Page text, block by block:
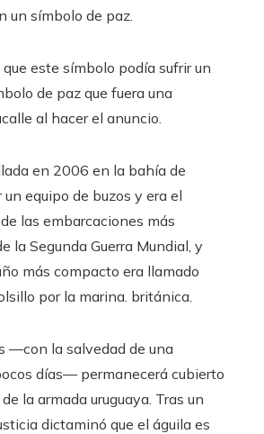
un símbolo de paz.
que este símbolo podía sufrir un
de paz que fuera una
al hacer el anuncio.
en 2006 en la bahía de
equipo de buzos y era el
las embarcaciones más
la Segunda Guerra Mundial, y
más compacto era llamado
por la marina. británica.
—con la salvedad de una
días— permanecerá cubierto
la armada uruguaya. Tras un
dictaminó que el águila es